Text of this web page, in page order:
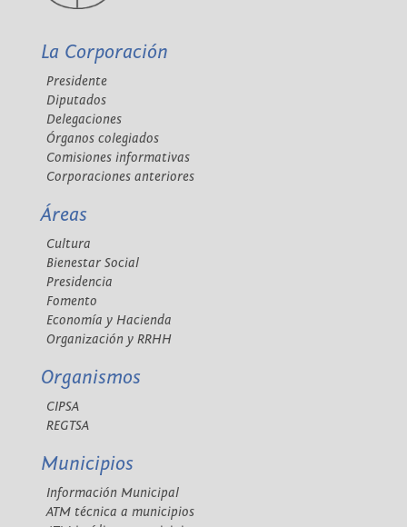
La Corporación
Presidente
Diputados
Delegaciones
Órganos colegiados
Comisiones informativas
Corporaciones anteriores
Áreas
Cultura
Bienestar Social
Presidencia
Fomento
Economía y Hacienda
Organización y RRHH
Organismos
CIPSA
REGTSA
Municipios
Información Municipal
ATM técnica a municipios